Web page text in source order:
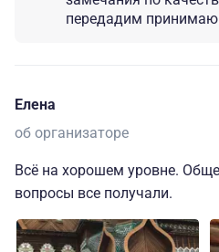
передадим принимающей
Елена
об организаторе
Всё на хорошем уровне.
вопросы все получали.